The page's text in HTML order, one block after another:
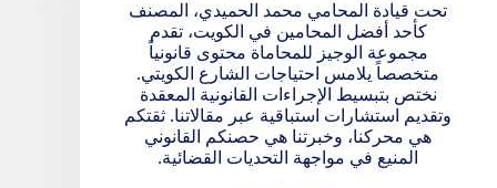
تحت قيادة المحامي محمد الحميدي، المصنف
كأحد أفضل المحامين في الكويت، تقدم
مجموعة الوجيز للمحاماة محتوى قانونياً
متخصصاً يلامس احتياجات الشارع الكويتي.
نختص بتبسيط الإجراءات القانونية المعقدة
وتقديم استشارات استباقية عبر مقالاتنا. ثقتكم
هي محركنا، وخبرتنا هي حصنكم القانوني
المنيع في مواجهة التحديات القضائية.